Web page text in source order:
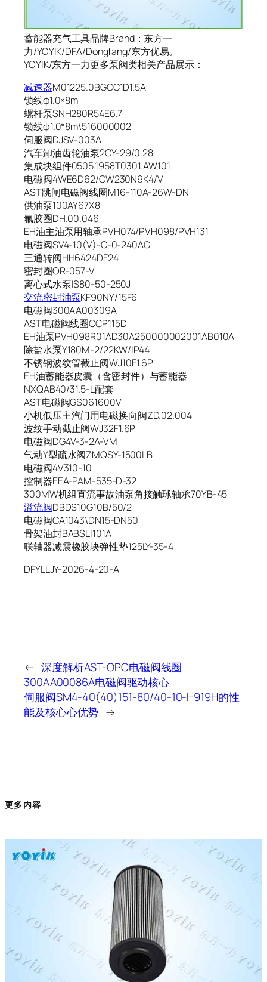
蓄能器充气工具品牌Brand：东方一
力/YOYIK/DFA/Dongfang/东方优易。
YOYIK/东方一力更多泵阀类相关产品展示：
减速器M01225.0BGCC1D1.5A
锁线ф1.0×8m
螺杆泵SNH280R54E6.7
锁线φ1.0*8m\516000002
伺服阀DJSV-003A
汽车卸油齿轮油泵2CY-29/0.28
集成块组件0505.1958T0301.AW101
电磁阀4WE6D62/CW230N9K4/V
AST跳闸电磁阀线圈M16-110A-26W-DN
供油泵100AY67X8
氟胶圈DH.00.046
EH油主油泵用轴承PVH074/PVH098/PVH131
电磁阀SV4-10(V)-C-0-240AG
三通转阀HH6424DF24
密封圈OR-057-V
离心式水泵IS80-50-250J
交流密封油泵KF90NY/15F6
电磁阀300AA00309A
AST电磁阀线圈CCP115D
EH油泵PVH098R01AD30A250000002001AB010A
除盐水泵Y180M-2/22KW/IP44
不锈钢波纹管截止阀WJ10F1.6P
EH油蓄能器皮囊（含密封件）与蓄能器
NXQAB40/31.5-L配套
AST电磁阀GS061600V
小机低压主汽门用电磁换向阀ZD.02.004
波纹手动截止阀WJ32F1.6P
电磁阀DG4V-3-2A-VM
气动Y型疏水阀ZMQSY-1500LB
电磁阀4V310-10
控制器EEA-PAM-535-D-32
300MW机组直流事故油泵角接触球轴承70YB-45
溢流阀DBDS10G10B/50/2
电磁阀CA1043\DN15-DN50
骨架油封BABSLI101A
联轴器减震橡胶块弹性垫125LY-35-4
DFYLLJY-2026-4-20-A
← 深度解析AST-OPC电磁阀线圈
300AA00086A电磁阀驱动核心
伺服阀SM4-40(40)151-80/40-10-H919H的性
能及核心心优势 →
更多内容